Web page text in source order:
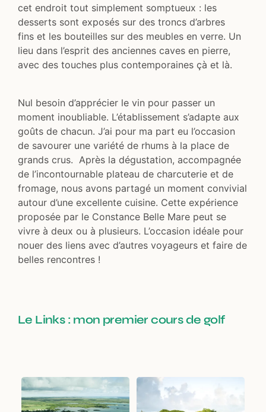
cet endroit tout simplement somptueux : les
desserts sont exposés sur des troncs d’arbres
fins et les bouteilles sur des meubles en verre. Un
lieu dans l’esprit des anciennes caves en pierre,
avec des touches plus contemporaines çà et là.
Nul besoin d’apprécier le vin pour passer un
moment inoubliable. L’établissement s’adapte aux
goûts de chacun. J’ai pour ma part eu l’occasion
de savourer une variété de rhums à la place de
grands crus. Après la dégustation, accompagnée
de l’incontournable plateau de charcuterie et de
fromage, nous avons partagé un moment convivial
autour d’une excellente cuisine. Cette expérience
proposée par le Constance Belle Mare peut se
vivre à deux ou à plusieurs. L’occasion idéale pour
nouer des liens avec d’autres voyageurs et faire de
belles rencontres !
Le Links : mon premier cours de golf